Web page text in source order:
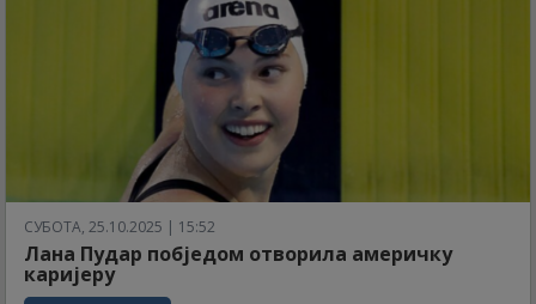
СУБОТА, 25.10.2025 | 15:52
Лана Пудар побједом отворила америчку
каријеру